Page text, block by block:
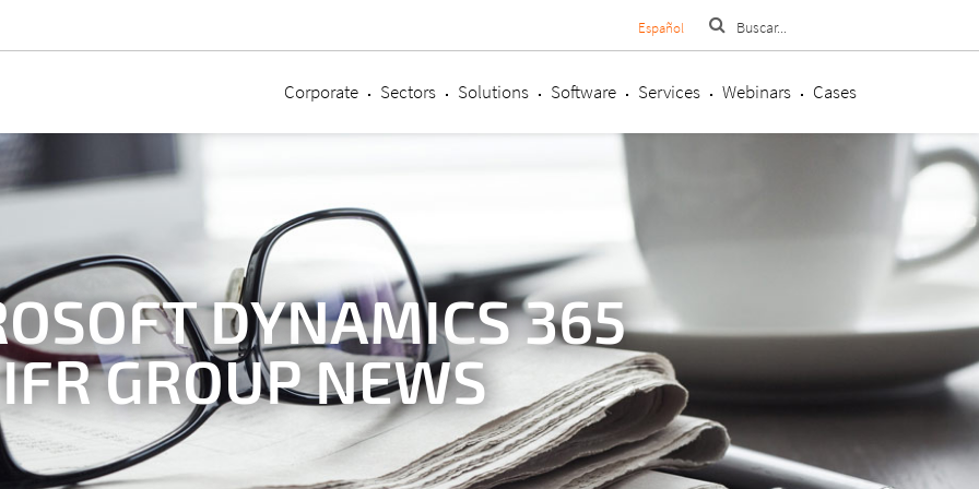
Español
Corporate Sectors Solutions Software Services Webinars Cases
DYNAMICS 365
IFR GROUP NEWS